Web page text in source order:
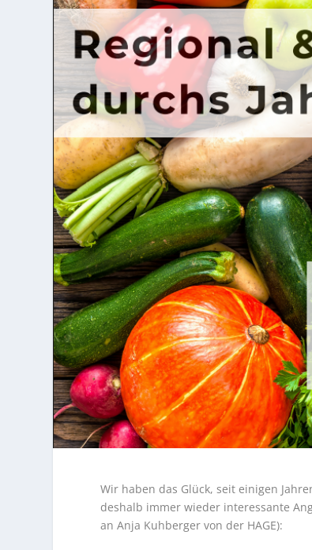
Wir haben das Glück, seit einigen
deshalb immer wieder interessante
an Anja Kuhberger von der HAGE):